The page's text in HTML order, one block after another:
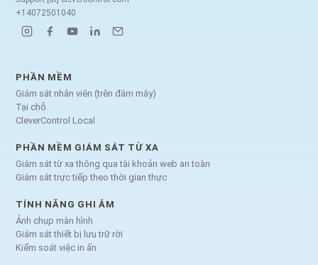
+14072501040
PHẦN MỀM
Giám sát nhân viên (trên đám mây)
Tại chỗ
CleverControl Local
PHẦN MỀM GIÁM SÁT TỪ XA
Giám sát từ xa thông qua tài khoản web an toàn
Giám sát trực tiếp theo thời gian thực
TÍNH NĂNG GHI ÂM
Ảnh chụp màn hình
Giám sát thiết bị lưu trữ rời
Kiểm soát việc in ấn